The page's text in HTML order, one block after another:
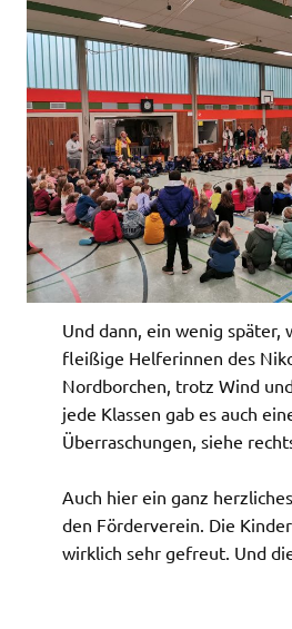
Und dann, ein wenig später,
fleißige Helferinnen des
Nordborchen, trotz Wind
jede Klassen gab es auch
Überraschungen, siehe
Auch hier ein ganz
den Förderverein. Die
wirklich sehr gefreut. Und